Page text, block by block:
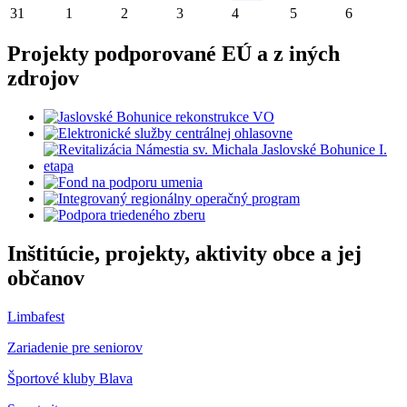
31 1 2 3 4 5 6
Projekty podporované EÚ a z iných
zdrojov
Inštitúcie, projekty, aktivity obce a jej
občanov
Limbafest
Zariadenie pre seniorov
Športové kluby Blava